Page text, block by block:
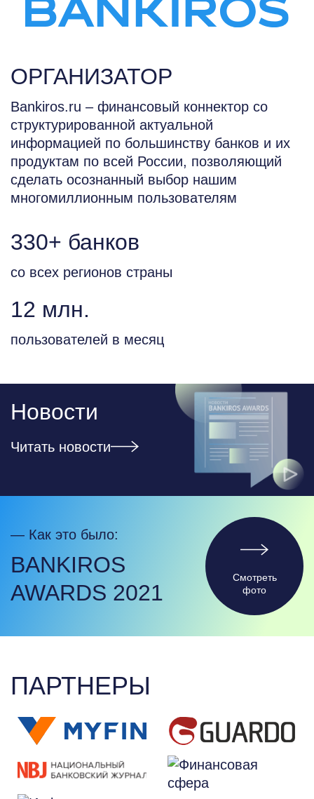
ОРГАНИЗАТОР
Bankiros.ru – финансовый коннектор со
структурированной актуальной
информацией по большинству банков и их
продуктам по всей России, позволяющий
сделать осознанный выбор нашим
многомиллионным пользователям
330+ банков
со всех регионов страны
12 млн.
пользователей в месяц
Новости
Читать новости
— Как это было:
BANKIROS
AWARDS 2021
Cмотреть
фото
ПАРТНЕРЫ